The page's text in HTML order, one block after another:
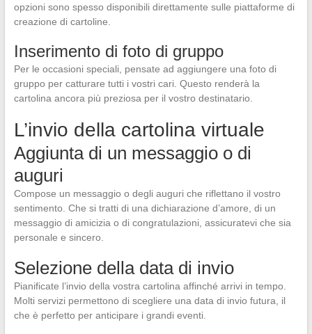
opzioni sono spesso disponibili direttamente sulle piattaforme di
creazione di cartoline.
Inserimento di foto di gruppo
Per le occasioni speciali, pensate ad aggiungere una foto di
gruppo per catturare tutti i vostri cari. Questo renderà la
cartolina ancora più preziosa per il vostro destinatario.
L’invio della cartolina virtuale
Aggiunta di un messaggio o di
auguri
Compose un messaggio o degli auguri che riflettano il vostro
sentimento. Che si tratti di una dichiarazione d’amore, di un
messaggio di amicizia o di congratulazioni, assicuratevi che sia
personale e sincero.
Selezione della data di invio
Pianificate l’invio della vostra cartolina affinché arrivi in tempo.
Molti servizi permettono di scegliere una data di invio futura, il
che è perfetto per anticipare i grandi eventi.